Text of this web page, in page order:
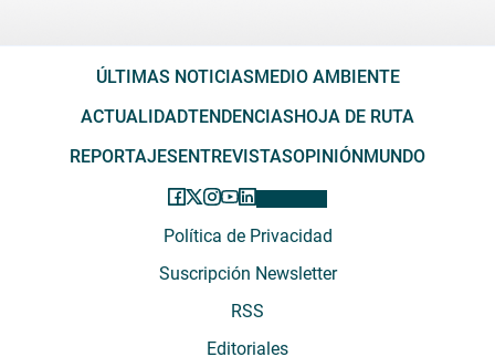
ÚLTIMAS NOTICIASMEDIO AMBIENTE
ACTUALIDADTENDENCIASHOJA DE RUTA
REPORTAJESENTREVISTASOPINIÓNMUNDO
Política de Privacidad
Suscripción Newsletter
RSS
Editoriales